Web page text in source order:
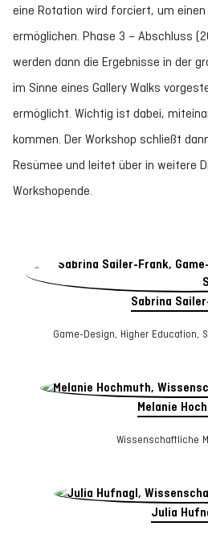
eine Rotation wird forciert, um einen
ermöglichen. Phase 3 – Abschluss
werden dann die Ergebnisse in der
im Sinne eines Gallery Walks
ermöglicht. Wichtig ist dabei,
kommen. Der Workshop schließt
Resümee und leitet über in weitere
Workshopende.
Sabrina
Game-Design, Higher Education,
Melanie
Wissenschaftliche
Julia